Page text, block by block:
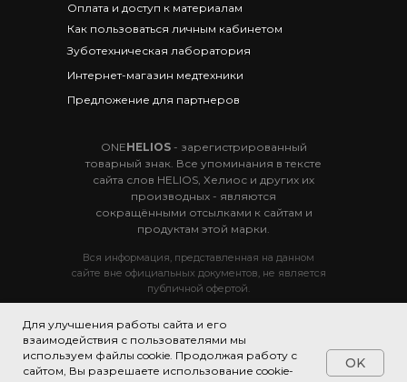
Для улучшения работы сайта и его
взаимодействия с пользователями мы
используем файлы cookie. Продолжая работу с
сайтом, Вы разрешаете использование cookie-
OK
Оплата и доступ к материалам
Как пользоваться личным кабинетом
Зуботехническая лаборатория
Интернет-магазин медтехники
Предложение для партнеров
Вся информация, представленная на данном
сайте вне официальных документов, не является
публичной офертой.
© 2019 Тренинговый центр ONE
г. Сочи, пос. Дагомыс, ул. Гайдара 5/1
ONEHELIOS- зарегистрированный
товарный знак. Все упоминания в тексте
сайта слов HELIOS, Хелиос и других их
производных - являются
сокращёнными отсылками к сайтам и
продуктам этой марки.